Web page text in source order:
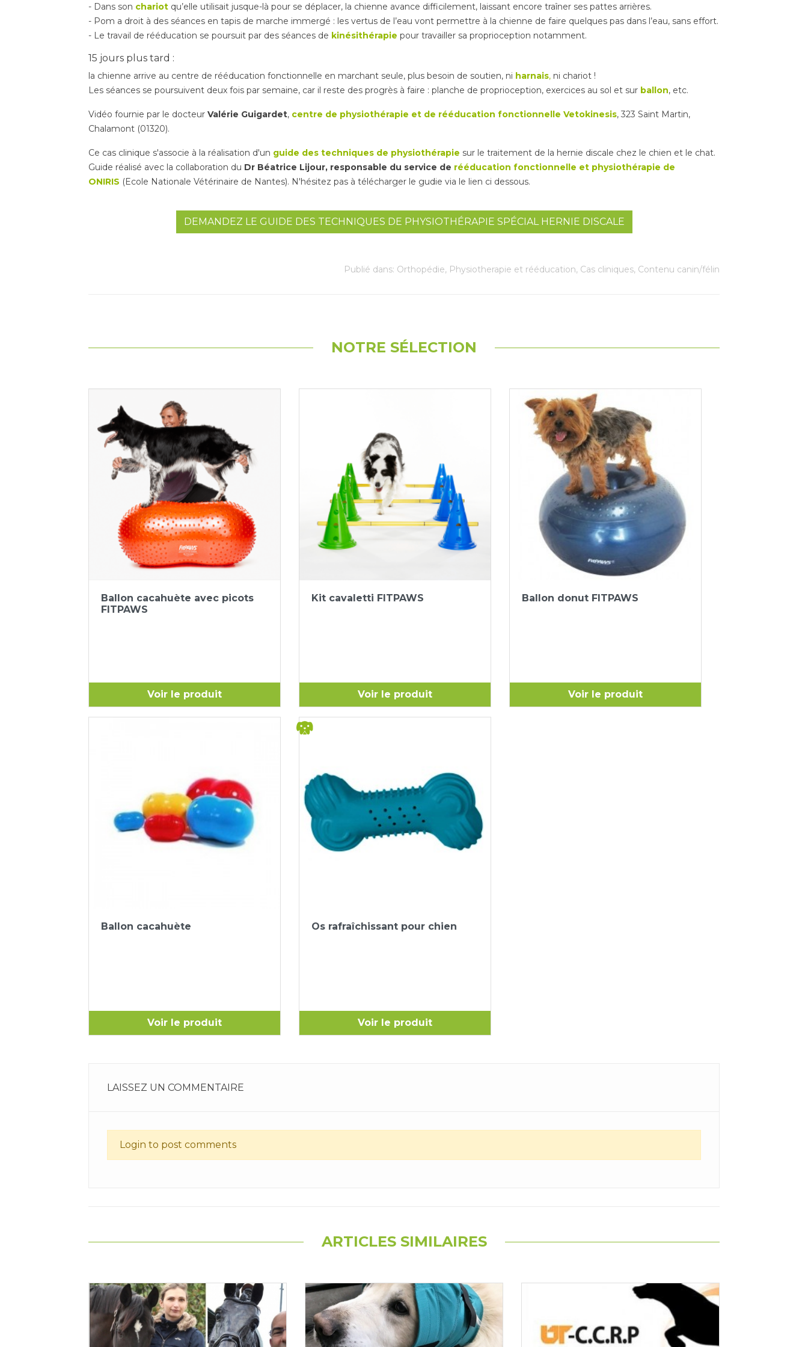
- Dans son chariot qu’elle utilisait jusque-là pour se déplacer, la chienne avance difficilement, laissant encore traîner ses pattes arrières.
- Pom a droit à des séances en tapis de marche immergé : les vertus de l’eau vont permettre à la chienne de faire quelques pas dans l’eau, sans effort.
- Le travail de rééducation se poursuit par des séances de kinésithérapie pour travailler sa proprioception notamment.
15 jours plus tard :
la chienne arrive au centre de rééducation fonctionnelle en marchant seule, plus besoin de soutien, ni harnais, ni chariot !
Les séances se poursuivent deux fois par semaine, car il reste des progrès à faire : planche de proprioception, exercices au sol et sur ballon, etc.
Vidéo fournie par le docteur Valérie Guigardet, centre de physiothérapie et de rééducation fonctionnelle Vetokinesis, 323 Saint Martin,
Chalamont (01320).
Ce cas clinique s'associe à la réalisation d'un guide des techniques de physiothérapie sur le traitement de la hernie discale chez le chien et le chat.
Guide réalisé avec la collaboration du Dr Béatrice Lijour, responsable du service de rééducation fonctionnelle et physiothérapie de
ONIRIS (Ecole Nationale Vétérinaire de Nantes). N'hésitez pas à télécharger le gudie via le lien ci dessous.
DEMANDEZ LE GUIDE DES TECHNIQUES DE PHYSIOTHÉRAPIE SPÉCIAL HERNIE DISCALE
Publié dans: Orthopédie, Physiotherapie et rééducation, Cas cliniques, Contenu canin/félin
NOTRE SÉLECTION
Aperçu rapide
Ballon cacahuète avec picots
FITPAWS
Voir le produit
Aperçu rapide
Kit cavaletti FITPAWS
Voir le produit
Aperçu rapide
Ballon donut FITPAWS
Voir le produit
Aperçu rapide
Ballon cacahuète
Voir le produit
Aperçu rapide
Os rafraîchissant pour chien
Voir le produit
LAISSEZ UN COMMENTAIRE
Login to post comments
ARTICLES SIMILAIRES